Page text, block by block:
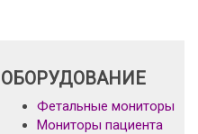
ОБОРУДОВАНИЕ
Фетальные мониторы
Мониторы пациента